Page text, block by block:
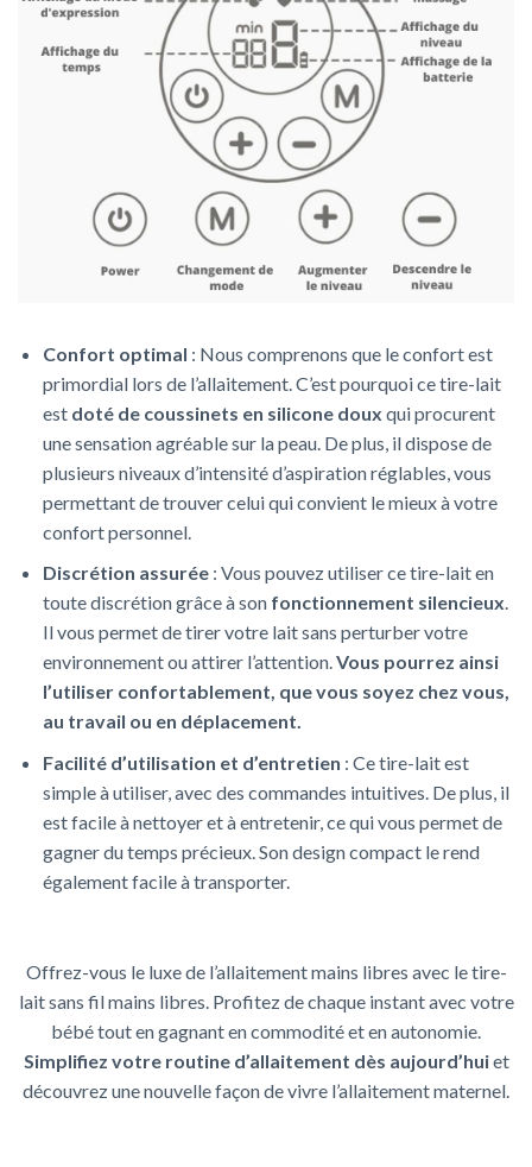
Confort optimal : Nous comprenons que le confort est
primordial lors de l’allaitement. C’est pourquoi ce tire-lait
est doté de coussinets en silicone doux qui procurent
une sensation agréable sur la peau. De plus, il dispose de
plusieurs niveaux d’intensité d’aspiration réglables, vous
permettant de trouver celui qui convient le mieux à votre
confort personnel.
Discrétion assurée: Vous pouvez utiliser ce tire-lait en
toute discrétion grâce à son fonctionnement silencieux.
Il vous permet de tirer votre lait sans perturber votre
environnement ou attirer l’attention.Vous pourrez ainsi
l’utiliser confortablement, que vous soyez chez vous,
au travail ou en déplacement.
Facilité d’utilisation et d’entretien : Ce tire-lait est
simple à utiliser, avec des commandes intuitives. De plus, il
est facile à nettoyer et à entretenir, ce qui vous permet de
gagner du temps précieux. Son design compact le rend
également facile à transporter.
Offrez-vous le luxe de l’allaitement mains libres avec le tire-
lait sans fil mains libres. Profitez de chaque instant avec votre
bébé tout en gagnant en commodité et en autonomie.
Simplifiez votre routine d’allaitement dès aujourd’huiet
découvrez une nouvelle façon de vivre l’allaitement maternel.